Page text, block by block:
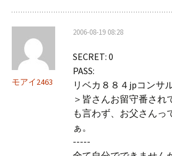
モアイ2463
2006-08-19 08:28
SECRET: 0
PASS:
リベカ８８４jpコンサ
＞皆さんお留守番され
も言わず、お父さんっ
ぁ。
-----